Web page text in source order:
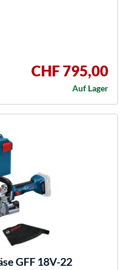
CHF 795,00
Auf Lager
GFF 18V-22